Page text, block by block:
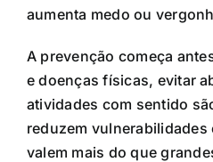
aumenta medo ou
A prevenção começa
e doenças físicas, evitar
atividades com sentido
reduzem
valem mais do que